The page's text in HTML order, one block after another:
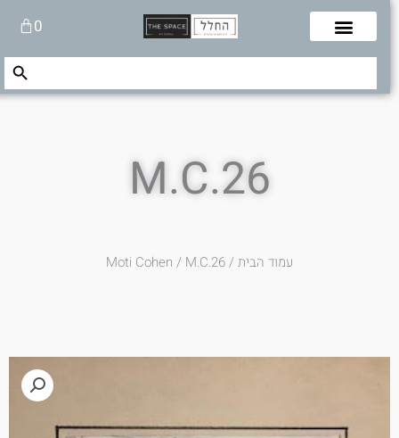
0עגלת
קניות
Search
Search Button
M.C.26
עמוד הבית/
Moti Cohen/ M.C.26